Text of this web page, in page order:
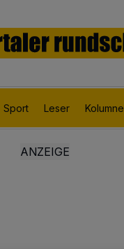
Sport Leser Kolumne